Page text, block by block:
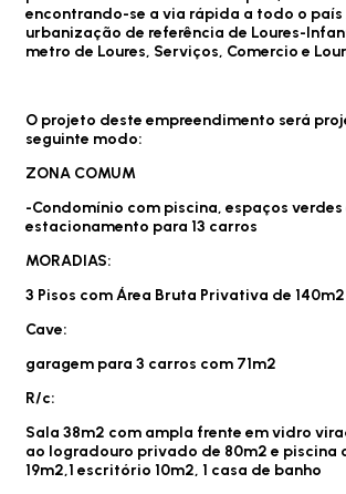
encontrando-se a via rápida a todo o país
urbanização de referência de Loures-
metro de Loures, Serviços, Comercio e
O projeto deste empreendimento será
seguinte modo:
ZONA COMUM
-Condomínio com piscina, espaços verdes
estacionamento para 13 carros
MORADIAS:
3 Pisos com Área Bruta Privativa de 140m2
Cave:
garagem para 3 carros com 71m2
R/c:
Sala 38m2 com ampla frente em vidro
ao logradouro privado de 80m2 e piscina
19m2,1 escritório 10m2, 1 casa de banho